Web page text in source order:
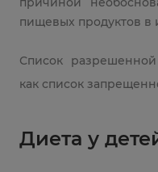
пищевых продуктов в
Список
как список
Диета у